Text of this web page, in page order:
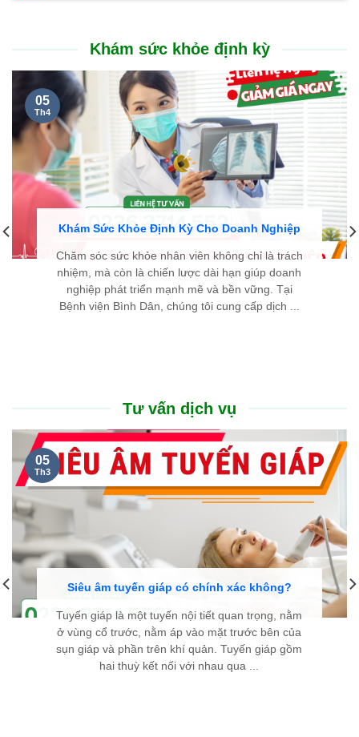
Khám sức khỏe định kỳ
Khám Sức Khỏe Định Kỳ Cho Doanh Nghiệp
Chăm sóc sức khỏe nhân viên không chỉ là trách
nhiệm, mà còn là chiến lược dài hạn giúp doanh
nghiệp phát triển mạnh mẽ và bền vững. Tại
Bệnh viện Bình Dân, chúng tôi cung cấp dịch ...
05
Th4
Tư vấn dịch vụ
Siêu âm tuyến giáp có chính xác không?
Tuyến giáp là một tuyến nội tiết quan trọng, nằm
ở vùng cổ trước, nằm áp vào mặt trước bên của
sụn giáp và phần trên khí quản. Tuyến giáp gồm
hai thuỳ kết nối với nhau qua ...
05
Th3